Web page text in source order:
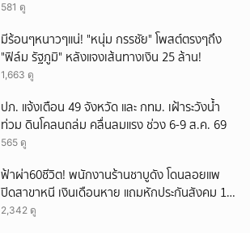
581 ดู
มีร้อนๆหนาวๆแน่! "หนุ่ม กรรชัย" โพสต์ตรงๆถึง
"ฟิล์ม รัฐภูมิ" หลังแจงเส้นทางเงิน 25 ล้าน!
1,663 ดู
ปภ. แจ้งเตือน 49 จังหวัด และ กทม. เฝ้าระวังน้ำ
ท่วม ดินโคลนถล่ม คลื่นลมแรง ช่วง 6-9 ส.ค. 69
565 ดู
ฟ้าผ่า60ชีวิต! พนักงานร้านชาบูดัง โดนลอยแพ
ปิดสาขาหนี เงินเดือนหาย แถมหักประกันสังคม 11
เดือนแต่ไม่ส่ง?
2,342 ดู